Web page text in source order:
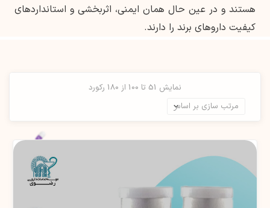
هستند و در عین حال همان ایمنی، اثربخشی و استانداردهای
کیفیت داروهای برند را دارند.
نمایش 51 تا 100 از 180 رکورد